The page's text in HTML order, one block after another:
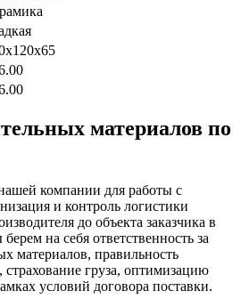
материалов по
компании для работы с
и контроль логистики
до объекта заказчика в
на себя ответственность за
материалов, правильность
груза, оптимизацию
условий договора поставки.